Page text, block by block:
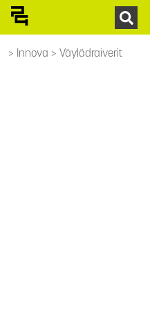
Innova Väylädraiverit